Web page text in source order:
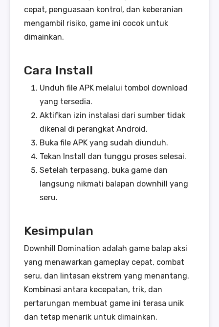
cepat, penguasaan kontrol, dan keberanian
mengambil risiko, game ini cocok untuk
dimainkan.
Cara Install
Unduh file APK melalui tombol download
yang tersedia.
Aktifkan izin instalasi dari sumber tidak
dikenal di perangkat Android.
Buka file APK yang sudah diunduh.
Tekan Install dan tunggu proses selesai.
Setelah terpasang, buka game dan
langsung nikmati balapan downhill yang
seru.
Kesimpulan
Downhill Domination adalah game balap aksi
yang menawarkan gameplay cepat, combat
seru, dan lintasan ekstrem yang menantang.
Kombinasi antara kecepatan, trik, dan
pertarungan membuat game ini terasa unik
dan tetap menarik untuk dimainkan.